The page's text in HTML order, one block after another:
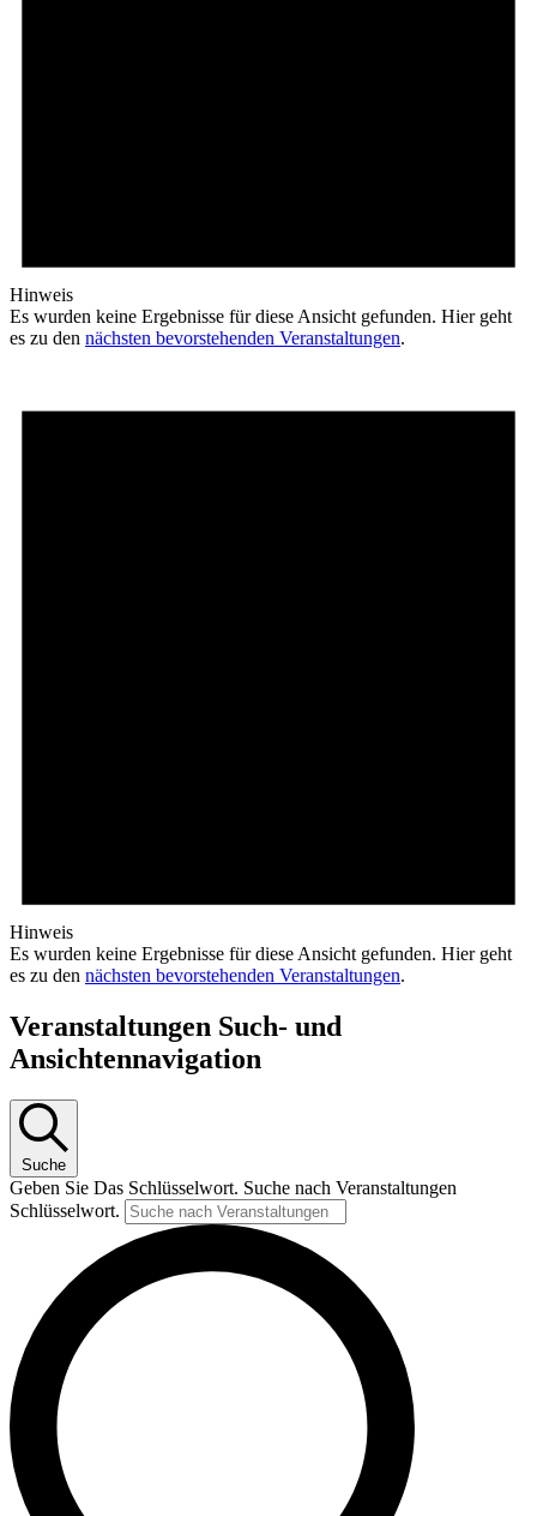
Hinweis
Es wurden keine Ergebnisse für diese Ansicht gefunden. Hier geht
es zu den nächsten bevorstehenden Veranstaltungen.
Hinweis
Es wurden keine Ergebnisse für diese Ansicht gefunden. Hier geht
es zu den nächsten bevorstehenden Veranstaltungen.
Veranstaltungen Such- und
Ansichtennavigation
Suche
Geben Sie Das Schlüsselwort. Suche nach Veranstaltungen
Schlüsselwort.